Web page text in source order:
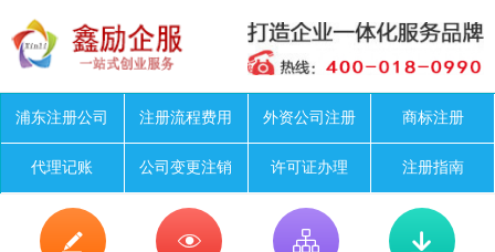
浦东注册公司 注册流程费用 外资公司注册 商标注册
代理记账 公司变更注销 许可证办理 注册指南
   